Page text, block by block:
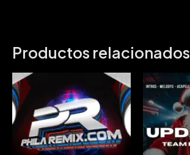
Productos relacionados